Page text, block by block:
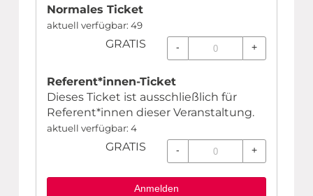
Normales Ticket
aktuell verfügbar: 49
GRATIS - +
Referent*innen-Ticket
Dieses Ticket ist ausschließlich für
Referent*innen dieser Veranstaltung.
aktuell verfügbar: 4
GRATIS - +
Anmelden